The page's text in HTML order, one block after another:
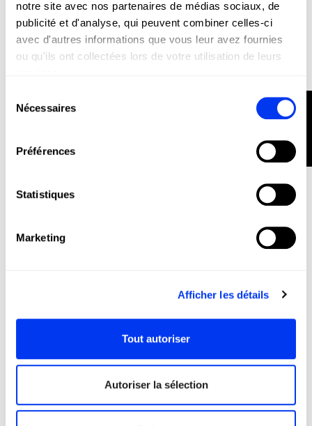
notre site avec nos partenaires de médias sociaux, de
publicité et d'analyse, qui peuvent combiner celles-ci
avec d'autres informations que vous leur avez fournies
ou qu'ils ont collectées lors de votre utilisation de leurs
Nécessaires
Préférences
Statistiques
Marketing
Afficher les détails
Tout autoriser
Autoriser la sélection
Raquette de padel adidas Rx Series 2026
ajouter au panier